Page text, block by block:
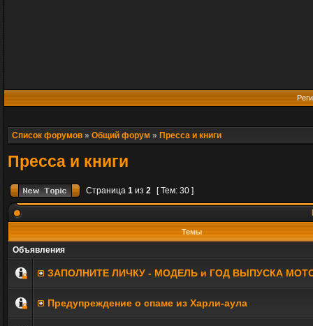
Список форумов » Общий форум » Пресса и книги
Пресса и книги
Страница 1 из 2 [ Тем: 30 ]
Темы
Объявления
ЗАПОЛНИТE ЛИЧКУ - МОДЕЛЬ и ГОД ВЫПУСКА
Предупреждение о спаме из Харли-аула